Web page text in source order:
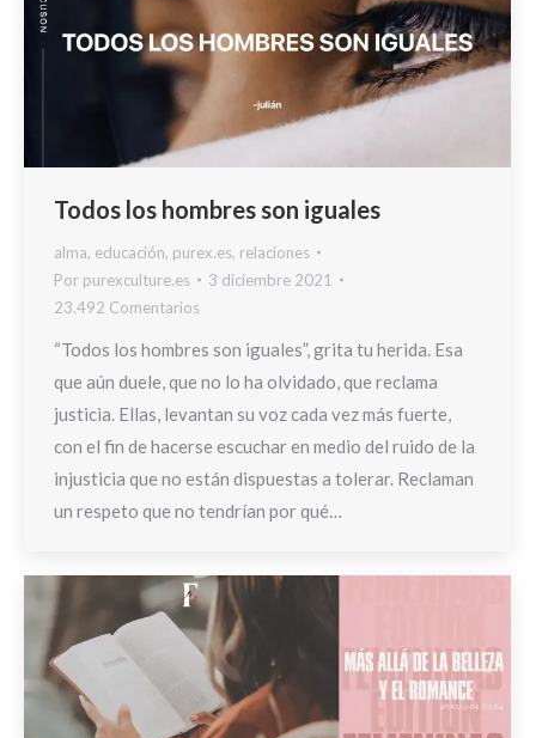
Todos los hombres son iguales
alma, educación, purex.es, relaciones
Por purexculture.es
3 diciembre 2021
23.492 Comentarios
“Todos los hombres son iguales”, grita tu herida. Esa
que aún duele, que no lo ha olvidado, que reclama
justicia. Ellas, levantan su voz cada vez más fuerte,
con el fin de hacerse escuchar en medio del ruido de la
injusticia que no están dispuestas a tolerar. Reclaman
un respeto que no tendrían por qué…